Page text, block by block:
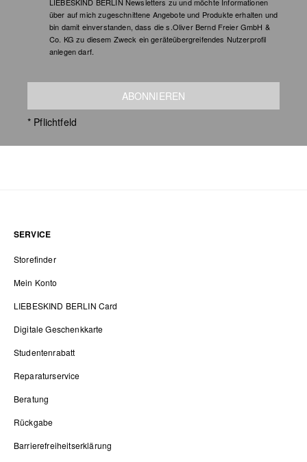
über auf mich zugeschnittene Angebote und Produkte erhalten und
bin damit einverstanden, dass die s.Oliver Bernd Freier GmbH &
Co. KG zu diesem Zweck ein geräteübergreifendes Nutzerprofil
anlegen darf.
ABONNIEREN
* Pflichtfeld
SERVICE
Storefinder
Mein Konto
LIEBESKIND BERLIN Card
Digitale Geschenkkarte
Studentenrabatt
Reparaturservice
Beratung
Rückgabe
Barrierefreiheitserklärung